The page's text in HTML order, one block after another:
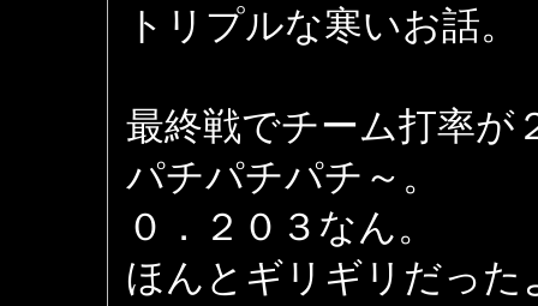
トリプルな寒いお話。
最終戦でチーム打率が
パチパチパチ～。
０．２０３なん。
ほんとギリギリだった